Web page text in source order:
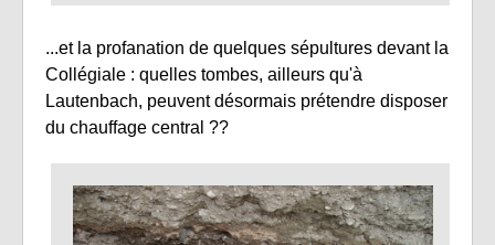
...et la profanation de quelques sépultures devant la
Collégiale : quelles tombes, ailleurs qu'à
Lautenbach, peuvent désormais prétendre disposer
du chauffage central ??